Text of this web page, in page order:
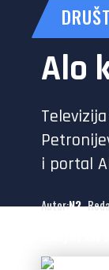
Alo
i portal
Autor:N2-